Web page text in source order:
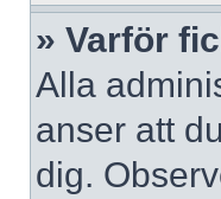
» Varför
Alla
anser att
dig.